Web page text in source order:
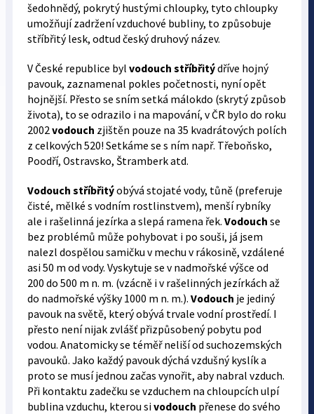
šedohnědý, pokrytý hustými chloupky, tyto chloupky
umožňují zadržení vzduchové bubliny, to způsobuje
stříbřitý lesk, odtud český druhový název.
V České republice byl vodouch stříbřitýdříve hojný
pavouk, zaznamenal pokles početnosti, nyní opět
hojnější. Přesto se sním setká málokdo (skrytý způsob
života), to se odrazilo i na mapování, v ČR bylo do roku
2002vodouch zjištěn pouze na 35 kvadrátových polích
z celkových 520! Setkáme se s ním např. Třeboňsko,
Poodří, Ostravsko, Štramberk atd.
Vodouch stříbřitýobývá stojaté vody, tůně (preferuje
čisté, mělké s vodním rostlinstvem), menší rybníky
ale i rašelinná jezírka a slepá ramena řek. Vodouch se
bez problémů může pohybovat i po souši, já jsem
nalezl dospělou samičku v mechu v rákosině, vzdálené
asi 50 m od vody. Vyskytuje se v nadmořské výšce od
200 do 500 m n. m. (vzácně i v rašelinných jezírkách až
do nadmořské výšky 1000 m n. m.). Vodouch je jediný
pavouk na světě, který obývá trvale vodní prostředí. I
přesto není nijak zvlášť přizpůsobený pobytu pod
vodou. Anatomicky se téměř neliší od suchozemských
pavouků. Jako každý pavouk dýchá vzdušný kyslík a
proto se musí jednou začas vynořit, aby nabral vzduch.
Při kontaktu zadečku se vzduchem na chloupcích ulpí
bublina vzduchu, kterou si vodouch přenese do svého